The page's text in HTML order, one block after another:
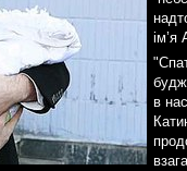
ім’я
в